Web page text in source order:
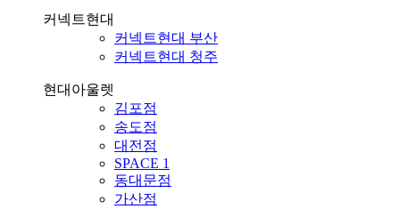
커넥트현대
커넥트현대 부산
커넥트현대 청주
현대아울렛
김포점
송도점
대전점
SPACE 1
동대문점
가산점